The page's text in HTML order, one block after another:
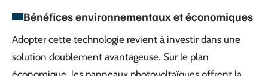
Bénéfices environnementaux et économiques
Adopter cette technologie revient à investir dans une
solution doublement avantageuse. Sur le plan